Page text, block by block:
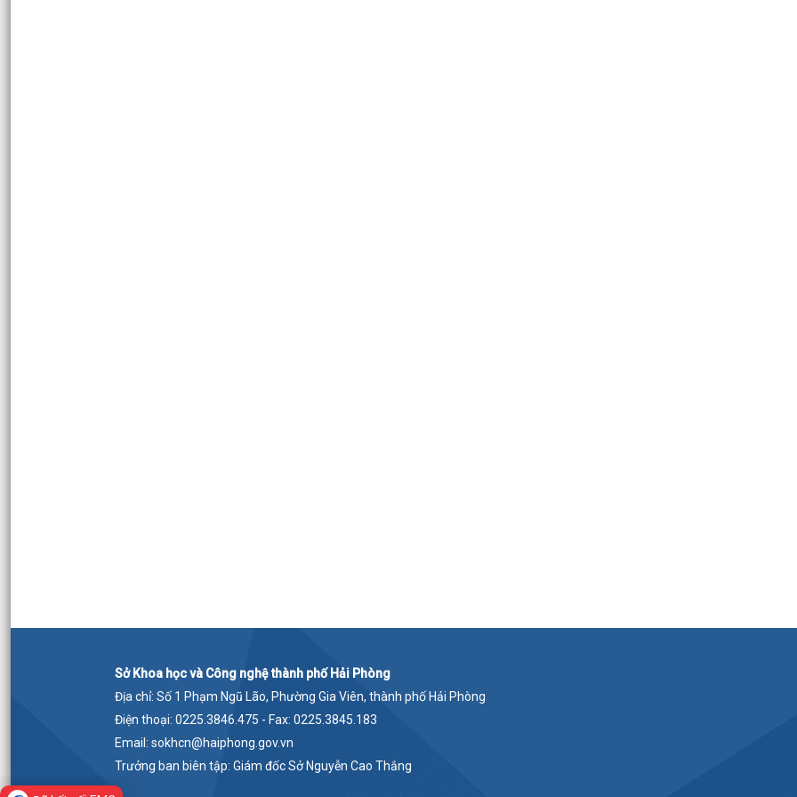
Sở Khoa học và Công nghệ thành phố Hải Phòng
Địa chỉ: Số 1 Phạm Ngũ Lão, Phường Gia Viên, thành phố Hải Phòng
Điện thoại: 0225.3846.475 - Fax: 0225.3845.183
Email: sokhcn@haiphong.gov.vn
Trưởng ban biên tập: Giám đốc Sở Nguyễn Cao Thắng